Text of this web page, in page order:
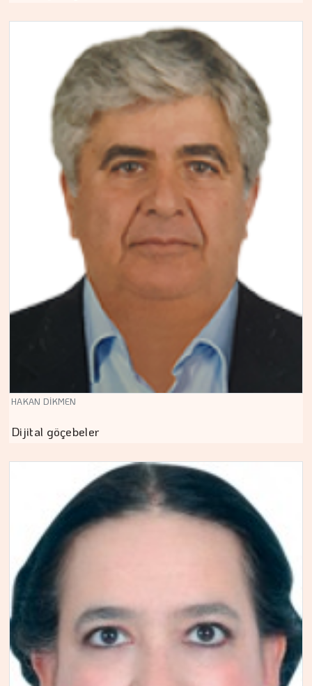
HAKAN DİKMEN
Dijital göçebeler